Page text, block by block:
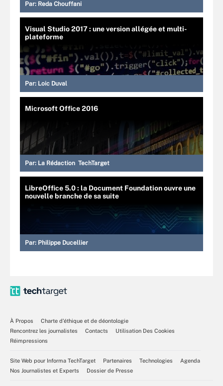
Par: Reda Chouffani
Visual Studio 2017 : une version allégée et multi-
plateforme
Par: Loic Duval
Microsoft Office 2016
Par: La Rédaction TechTarget
LibreOffice 5.0 : la Document Foundation ouvre une
nouvelle branche de sa suite
Par: Philippe Ducellier
À Propos
Charte d’éthique et de déontologie
Rencontrez les journalistes
Contacts
Utilisation Des Cookies
Réimpressions
Site Web pour Informa TechTarget Partenaires Technologies
Agenda
Nos Journalistes et Experts
Dossier de Presse